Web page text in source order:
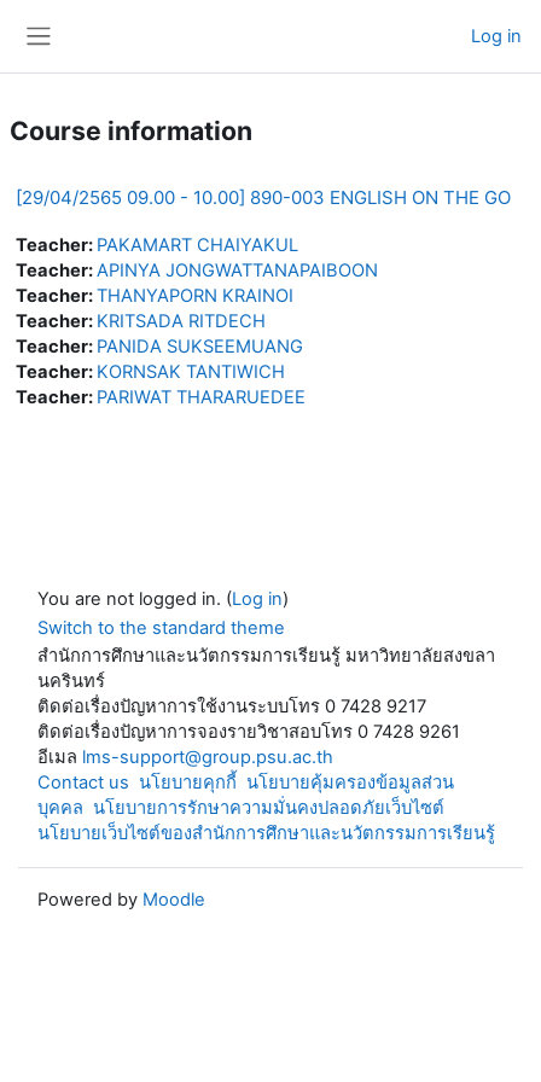
Log in
Course information
[29/04/2565 09.00 - 10.00] 890-003 ENGLISH ON THE GO
Teacher: PAKAMART CHAIYAKUL
Teacher:APINYA JONGWATTANAPAIBOON
Teacher:THANYAPORN KRAINOI
Teacher: KRITSADA RITDECH
Teacher: PANIDA SUKSEEMUANG
Teacher: KORNSAK TANTIWICH
Teacher: PARIWAT THARARUEDEE
You are not logged in. (Log in)
Switch to the standard theme
สำนักการศึกษาและนวัตกรรมการเรียนรู้ มหาวิทยาลัยสงขลา
นครินทร์
ติดต่อเรื่องปัญหาการใช้งานระบบโทร 0 7428 9217
ติดต่อเรื่องปัญหาการจองรายวิชาสอบโทร 0 7428 9261
อีเมล lms-support@group.psu.ac.th
Contact us นโยบายคุกกี้ นโยบายคุ้มครองข้อมูลส่วน
บุคคล นโยบายการรักษาความมั่นคงปลอดภัยเว็บไซต์
นโยบายเว็บไซต์ของสำนักการศึกษาและนวัตกรรมการเรียนรู้
Powered by Moodle